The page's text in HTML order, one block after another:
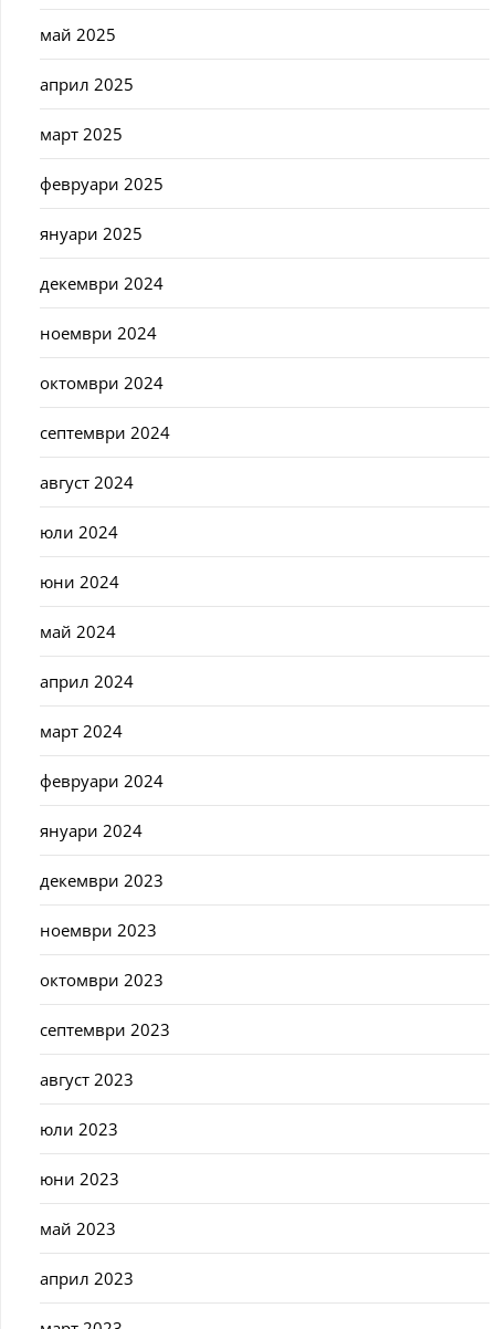
май 2025
април 2025
март 2025
февруари 2025
януари 2025
декември 2024
ноември 2024
октомври 2024
септември 2024
август 2024
юли 2024
юни 2024
май 2024
април 2024
март 2024
февруари 2024
януари 2024
декември 2023
ноември 2023
октомври 2023
септември 2023
август 2023
юли 2023
юни 2023
май 2023
април 2023